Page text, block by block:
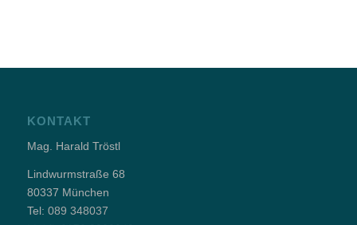
KONTAKT
Mag. Harald Tröstl
Lindwurmstraße 68
80337 München
Tel: 089 348037